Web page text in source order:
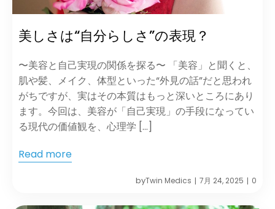
美しさは“自分らしさ”の表現？
〜美容と自己実現の関係を探る〜 「美容」と聞くと、
肌や髪、メイク、体型といった“外見の話”だと思われ
がちですが、実はその本質はもっと深いところにあり
ます。今回は、美容が「自己実現」の手段になってい
る現代の価値観を、心理学 […]
Read more
byTwin Medics | 7月 24, 2025 | 0